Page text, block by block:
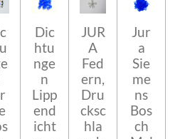
Dic
htu
nge
n
Lipp
end
icht
JUR
A
Fed
ern,
Dru
cksc
hla
Jur
a
Sie
me
ns
Bos
ch